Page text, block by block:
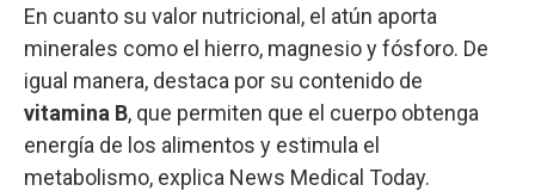
En cuanto su valor nutricional, el atún aporta
minerales como el hierro, magnesio y fósforo. De
igual manera, destaca por su contenido de
vitamina B, que permiten que el cuerpo obtenga
energía de los alimentos y estimula el
metabolismo, explica News Medical Today.